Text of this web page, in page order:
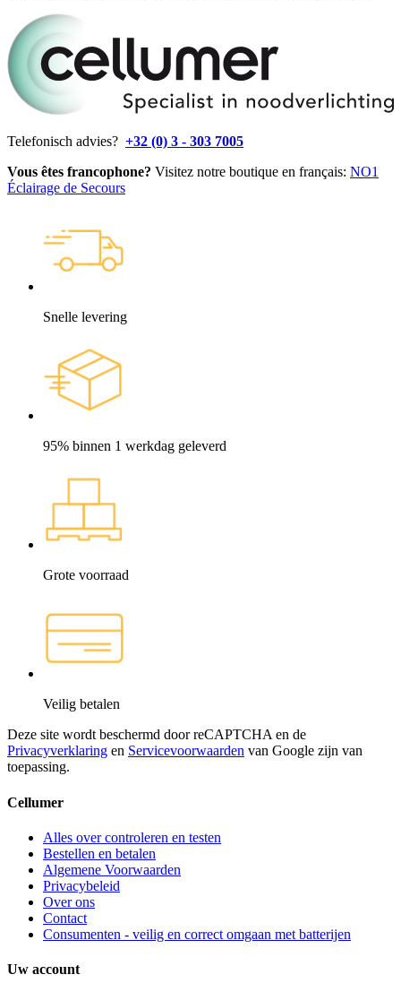
Telefonisch advies? +32 (0) 3 - 303 7005
Vous êtes francophone? Visitez notre boutique en français: NO1
Éclairage de Secours
Snelle levering
95% binnen 1 werkdag geleverd
Grote voorraad
Veilig betalen
Deze site wordt beschermd door reCAPTCHA en de
Privacyverklaring en Servicevoorwaarden van Google zijn van
toepassing.
Cellumer
Alles over controleren en testen
Bestellen en betalen
Algemene Voorwaarden
Privacybeleid
Over ons
Contact
Consumenten - veilig en correct omgaan met batterijen
Uw account